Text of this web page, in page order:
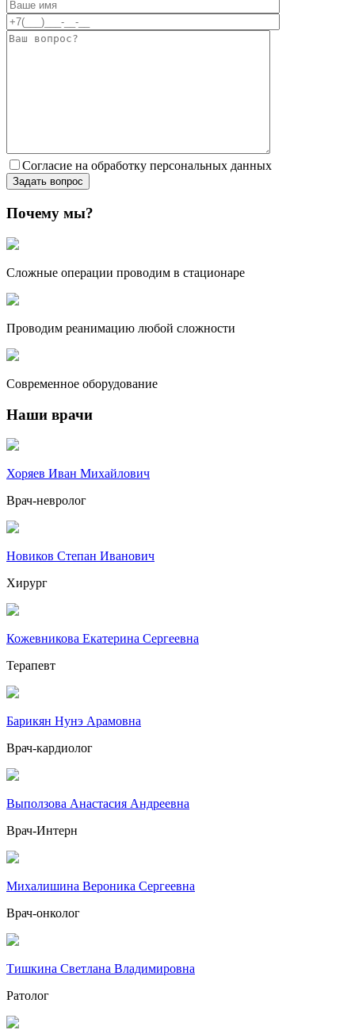
Согласие на обработку персональных данных
Почему мы?
Сложные операции проводим в стационаре
Проводим реанимацию любой сложности
Современное оборудование
Наши врачи
Хоряев Иван Михайлович
Врач-невролог
Новиков Степан Иванович
Хирург
Кожевникова Екатерина Сергеевна
Терапевт
Барикян Нунэ Арамовна
Врач-кардиолог
Выползова Анастасия Андреевна
Врач-Интерн
Михалишина Вероника Сергеевна
Врач-онколог
Тишкина Светлана Владимировна
Ратолог